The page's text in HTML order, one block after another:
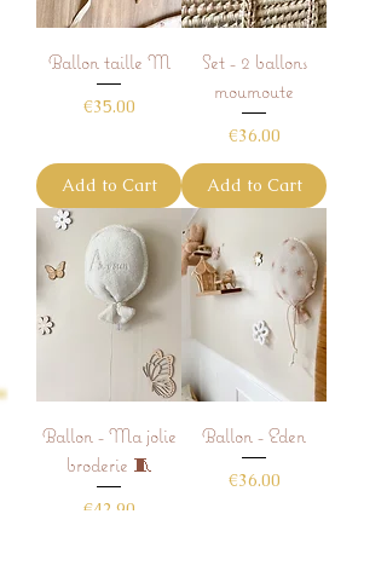
Ballon taille M
Price
€35.00
Add to Cart
Set - 2 ballons
moumoute
Price
€36.00
Add to Cart
Ballon - Ma jolie
broderie 🧵
Price
€42.90
Ballon - Eden
Price
€36.00